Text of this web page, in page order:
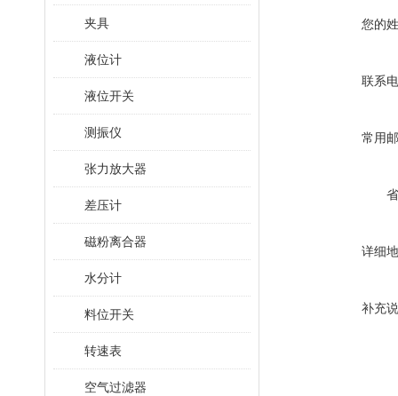
夹具
液位计
液位开关
测振仪
张力放大器
差压计
磁粉离合器
水分计
料位开关
转速表
空气过滤器
您的
联系
常用
详细
补充